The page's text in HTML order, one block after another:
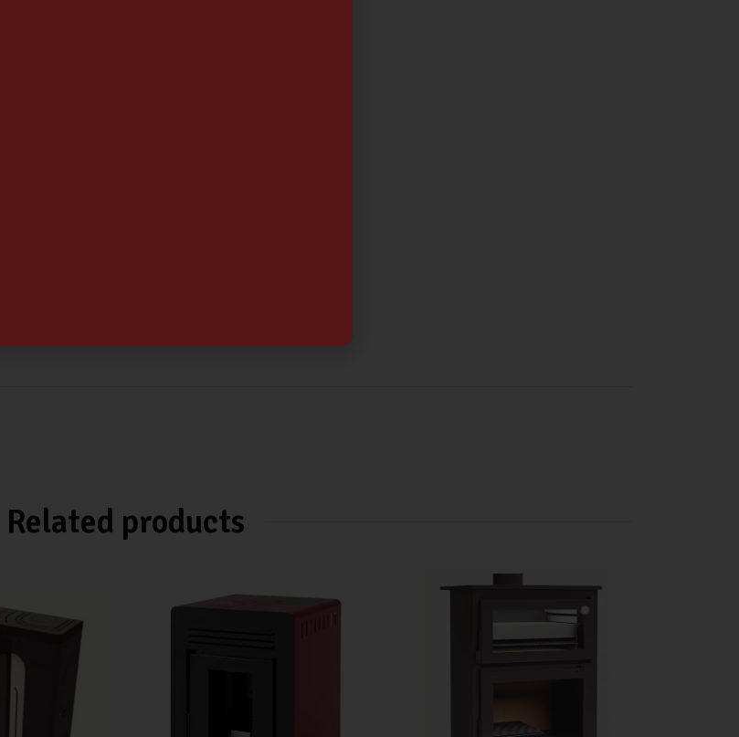
80V CON
Related products